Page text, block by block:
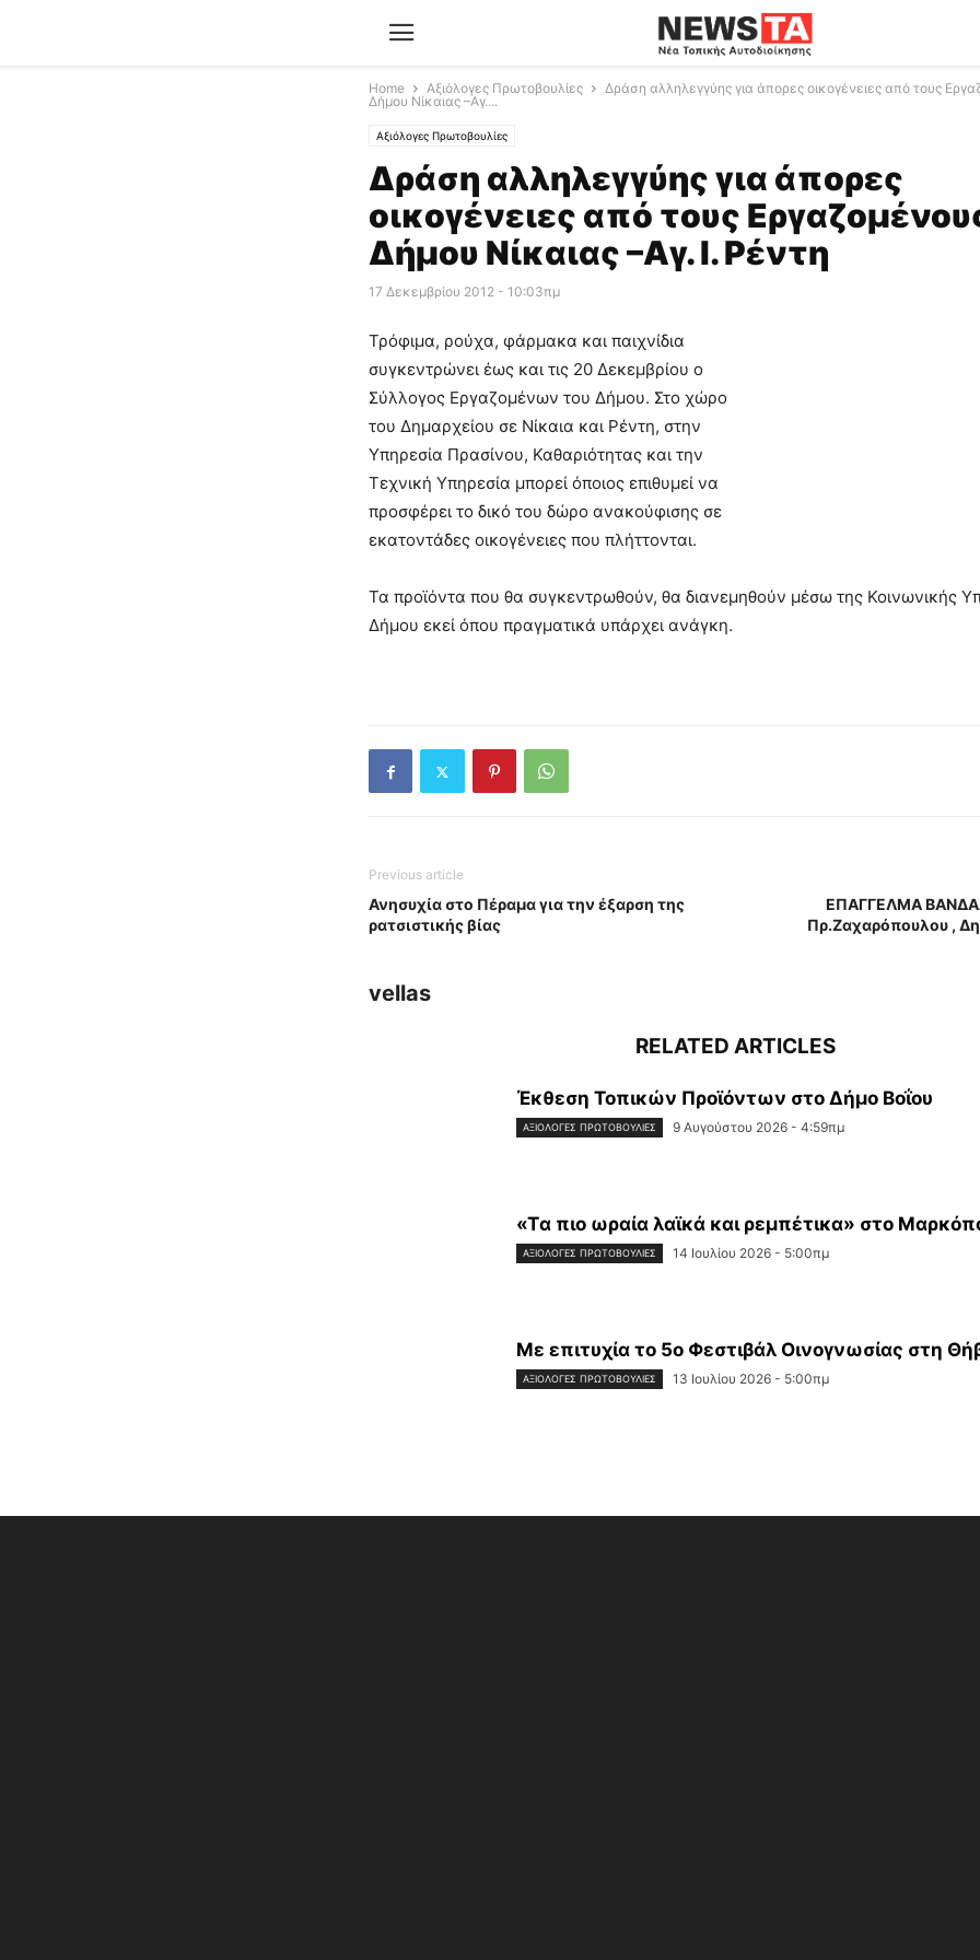
Home Αξιόλογες Πρωτοβουλίες
Δράση αλληλεγγύης για άπορες οικογένειες από τους
Δήμου Νίκαιας –Αγ....
Αξιόλογες Πρωτοβουλίες
Δράση αλληλεγγύης για άπορες
οικογένειες από τους
Δήμου Νίκαιας –Αγ. Ι. Ρέντη
17 Δεκεμβρίου 2012 - 10:03πμ
Τρόφιμα, ρούχα, φάρμακα και παιχνίδια
συγκεντρώνει έως και τις 20 Δεκεμβρίου ο
Σύλλογος Εργαζομένων του Δήμου. Στο χώρο
του Δημαρχείου σε Νίκαια και Ρέντη, στην
Υπηρεσία Πρασίνου, Καθαριότητας και την
Τεχνική Υπηρεσία μπορεί όποιος επιθυμεί να
προσφέρει το δικό του δώρο ανακούφισης σε
εκατοντάδες οικογένειες που πλήττονται.
Τα προϊόντα που θα συγκεντρωθούν, θα διανεμηθούν μέσω της Κοινωνικής
Δήμου εκεί όπου πραγματικά υπάρχει ανάγκη.
Previous article
Ανησυχία στο Πέραμα για την έξαρση της
ρατσιστικής βίας
ΕΠΑΓΓΕΛΜΑ
Πρ.Ζαχαρόπουλου ,
vellas
RELATED ARTICLES
Έκθεση Τοπικών Προϊόντων στο Δήμο Βοΐου
ΑΞΙΌΛΟΓΕΣ ΠΡΩΤΟΒΟΥΛΊΕΣ 9 Αυγούστου 2026 - 4:59πμ
«Tα πιο ωραία λαϊκά και ρεμπέτικα» στο
ΑΞΙΌΛΟΓΕΣ ΠΡΩΤΟΒΟΥΛΊΕΣ 14 Ιουλίου 2026 - 5:00πμ
Με επιτυχία το 5ο Φεστιβάλ Οινογνωσίας στη
ΑΞΙΌΛΟΓΕΣ ΠΡΩΤΟΒΟΥΛΊΕΣ 13 Ιουλίου 2026 - 5:00πμ